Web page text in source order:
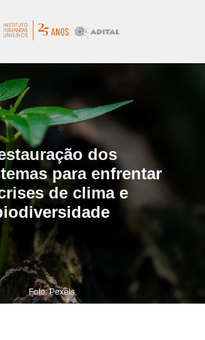
dos
para enfrentar
de clima e
Foto: Pexels